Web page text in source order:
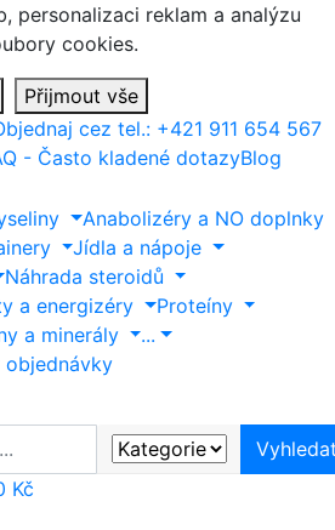
personalizaci reklam a analýzu
cookies.
Přijmout vše
cez tel.: +421 911 654 567
- Často kladené dotazyBlog
Anabolizéry a NO doplnky
Jídla a nápoje
Náhrada steroidů
a energizéry
Proteíny
a minerály
...
objednávky
Kč